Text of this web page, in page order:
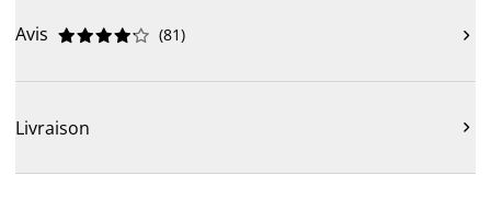
Avis 




 (81) 
Livraison 